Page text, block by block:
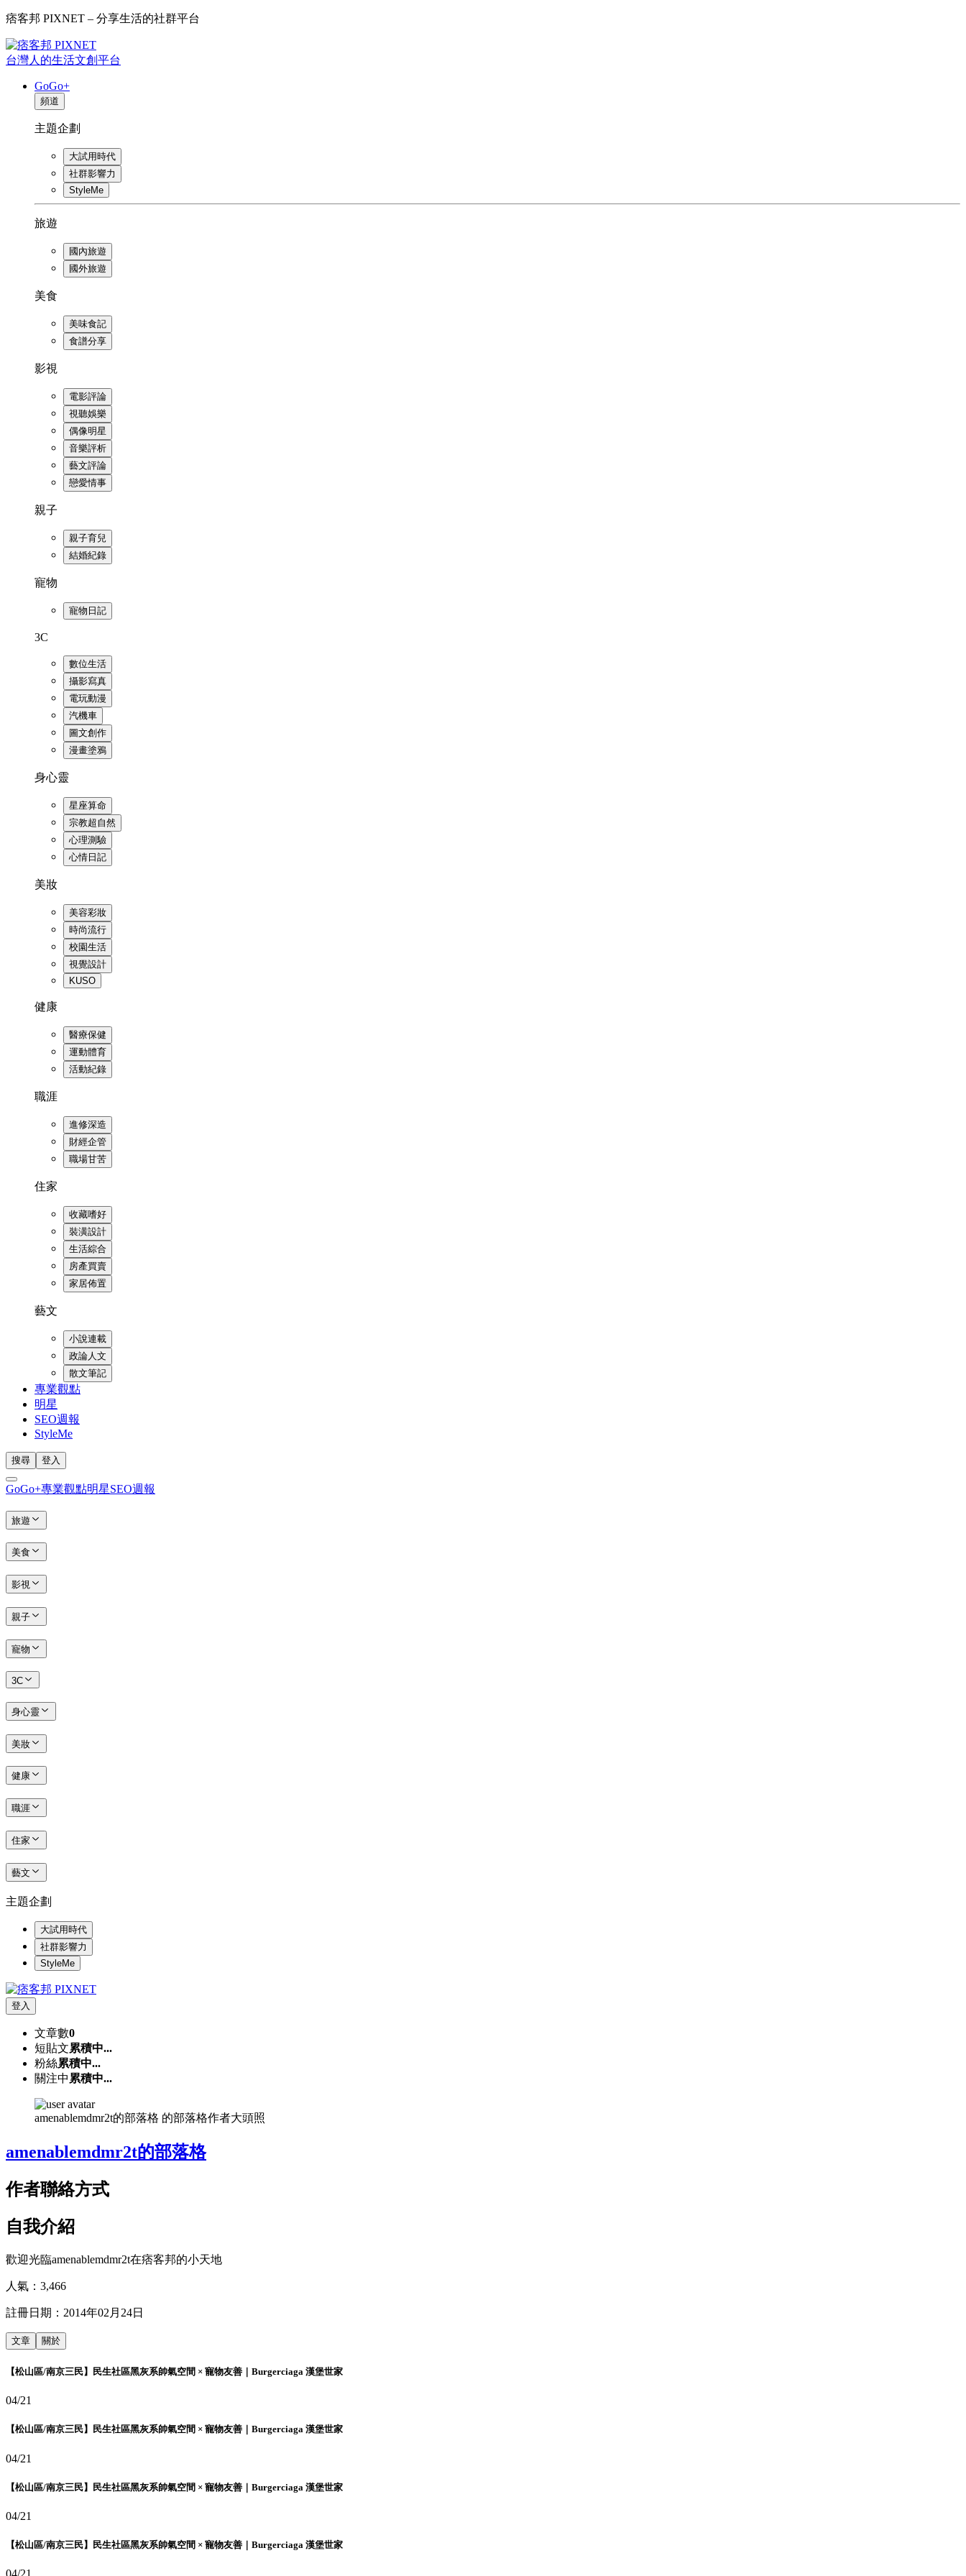
痞客邦 PIXNET – 分享生活的社群平台
台灣人的生活文創平台
GoGo+
頻道
主題企劃
大試用時代
社群影響力
StyleMe
旅遊
國內旅遊
國外旅遊
美食
美味食記
食譜分享
影視
電影評論
視聽娛樂
偶像明星
音樂評析
藝文評論
戀愛情事
親子
親子育兒
結婚紀錄
寵物
寵物日記
3C
數位生活
攝影寫真
電玩動漫
汽機車
圖文創作
漫畫塗鴉
身心靈
星座算命
宗教超自然
心理測驗
心情日記
美妝
美容彩妝
時尚流行
校園生活
視覺設計
KUSO
健康
醫療保健
運動體育
活動紀錄
職涯
進修深造
財經企管
職場甘苦
住家
收藏嗜好
裝潢設計
生活綜合
房產買賣
家居佈置
藝文
小說連載
政論人文
散文筆記
專業觀點
明星
SEO週報
StyleMe
搜尋 登入
GoGo+專業觀點明星SEO週報
旅遊
美食
影視
親子
寵物
3C
身心靈
美妝
健康
職涯
住家
藝文
主題企劃
大試用時代
社群影響力
StyleMe
登入
文章數0
短貼文累積中...
粉絲累積中...
關注中 累積中...
amenablemdmr2t的部落格 的部落格作者大頭照
amenablemdmr2t的部落格
作者聯絡方式
自我介紹
歡迎光臨amenablemdmr2t在痞客邦的小天地
人氣： 3,466
註冊日期： 2014年02月24日
文章 關於
【松山區/南京三民】民生社區黑灰系帥氣空間 × 寵物友善｜Burgerciaga 漢堡世家
04/21
【松山區/南京三民】民生社區黑灰系帥氣空間 × 寵物友善｜Burgerciaga 漢堡世家
04/21
【松山區/南京三民】民生社區黑灰系帥氣空間 × 寵物友善｜Burgerciaga 漢堡世家
04/21
【松山區/南京三民】民生社區黑灰系帥氣空間 × 寵物友善｜Burgerciaga 漢堡世家